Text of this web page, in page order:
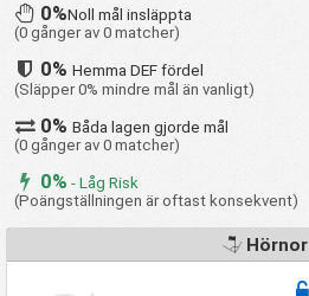
0%Noll mål insläppta
(0 gånger av 0 matcher)
0%Hemma DEF fördel
(Släpper 0% mindre mål än vanligt)
0%Båda lagen gjorde mål
(0 gånger av 0 matcher)
0% - Låg Risk
(Poängställningen är oftast konsekvent)
Hörnor